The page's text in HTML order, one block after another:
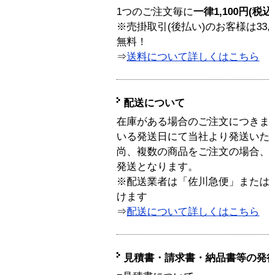
1つのご注文毎に一律1,100円(税
※売掛取引(後払い)のお客様は
無料！
⇒送料について詳しくはこちら
配送について
在庫がある場合のご注文につき
いる発送日にて当社より発送い
尚、複数の商品をご注文の場合
発送となります。
※配送業者は「佐川急便」また
けます
⇒配送について詳しくはこちら
見積書・請求書・納品書等の